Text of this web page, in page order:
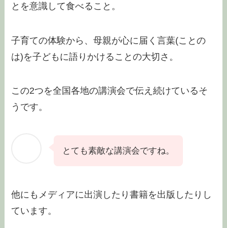
とを意識して食べること。
子育ての体験から、母親が心に届く言葉(ことの
は)を子どもに語りかけることの大切さ。
この2つを全国各地の講演会で伝え続けているそ
うです。
とても素敵な講演会ですね。
他にもメディアに出演したり書籍を出版したりし
ています。